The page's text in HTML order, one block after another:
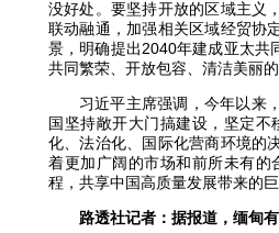
没好处。要坚持开放的区域主义
联动融通，加强相关区域经贸协
景，明确提出2040年建成亚太共
共同繁荣、开放包容、清洁美丽的
习近平主席强调，今年以来
国坚持敞开大门搞建设，坚定
化、法治化、国际化营商环境的
着更加广阔的市场和前所未有
程，共享中国高质量发展带来的巨
路透社记者：据报道，缅甸